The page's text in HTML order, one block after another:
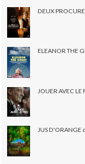
DEUX
ELEANOR THE
JOUER AVEC
JUS